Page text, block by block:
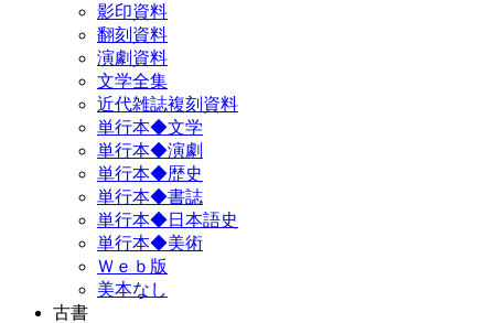
影印資料
翻刻資料
演劇資料
文学全集
近代雑誌複刻資料
単行本◆文学
単行本◆演劇
単行本◆歴史
単行本◆書誌
単行本◆日本語史
単行本◆美術
Ｗｅｂ版
美本なし
古書